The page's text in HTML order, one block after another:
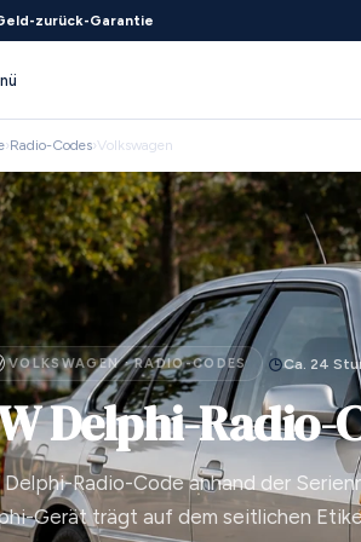
zurück-Garantie
›Radio-Codes›Volkswagen
VOLKSWAGEN · RADIO-CODES Ca. 24
Delphi-Radio-
Radio-Code anhand der
Gerät trägt auf dem seitlichen